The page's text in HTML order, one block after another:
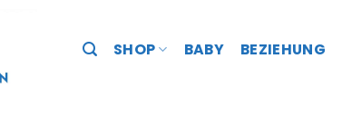
SHOP BABY BEZIEHUNG